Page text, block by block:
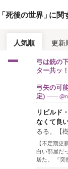
死後の世界 」に関
人気順 更新
弓は銃の
ター共ッ！
弓矢の可
定)
リビルド
なくて良
るる。【
【不定期
白い部屋だ
居た。 『